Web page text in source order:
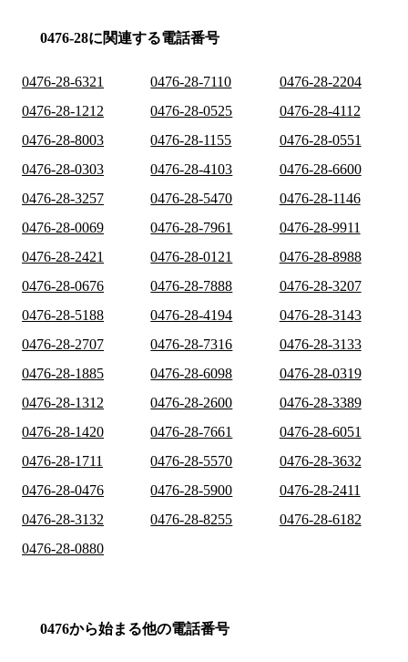
0476-28に関連する電話番号
0476-28-6321 0476-28-7110
0476-28-2204
0476-28-1212
0476-28-0525
0476-28-4112
0476-28-8003
0476-28-1155
0476-28-0551
0476-28-0303
0476-28-4103
0476-28-6600
0476-28-3257
0476-28-5470
0476-28-1146
0476-28-0069
0476-28-7961
0476-28-9911
0476-28-2421
0476-28-0121
0476-28-8988
0476-28-0676
0476-28-7888
0476-28-3207
0476-28-5188
0476-28-4194
0476-28-3143
0476-28-2707
0476-28-7316
0476-28-3133
0476-28-1885
0476-28-6098
0476-28-0319
0476-28-1312
0476-28-2600
0476-28-3389
0476-28-1420
0476-28-7661
0476-28-6051
0476-28-1711
0476-28-5570
0476-28-3632
0476-28-0476
0476-28-5900
0476-28-2411
0476-28-3132
0476-28-8255
0476-28-6182
0476-28-0880
0476から始まる他の電話番号